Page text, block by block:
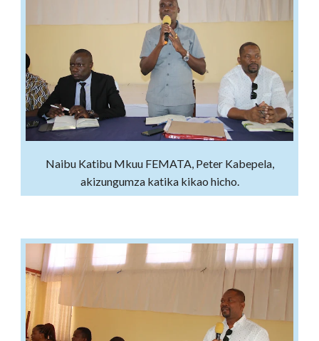
Naibu Katibu Mkuu FEMATA, Peter Kabepela,
akizungumza katika kikao hicho.